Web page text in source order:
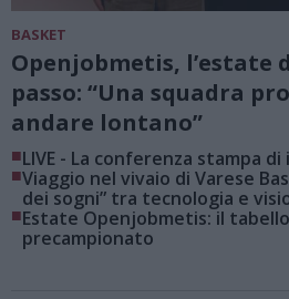
BASKET
Openjobmetis, l’estate
passo: “Una squadra
andare lontano”
■LIVE - La conferenza stampa
■Viaggio nel vivaio di Varese
dei sogni” tra tecnologia e
■Estate Openjobmetis: il
precampionato